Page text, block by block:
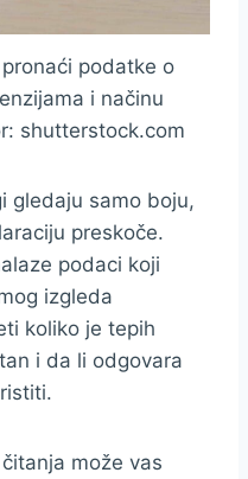
podatke o
i načinu
shutterstock.com
gledaju samo boju,
preskoče.
podaci koji
izgleda
koliko je tepih
i da li odgovara
može vas